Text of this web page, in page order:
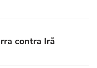
contra Irã